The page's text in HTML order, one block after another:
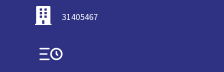
31405467